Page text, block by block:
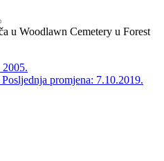
u Woodlawn Cemetery u Forest
2005.
promjena: 7.10.2019.